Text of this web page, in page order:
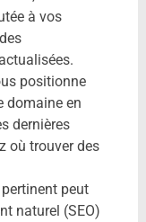
à vos
positionne
domaine en
dernières
où trouver des
peut
naturel (SEO)